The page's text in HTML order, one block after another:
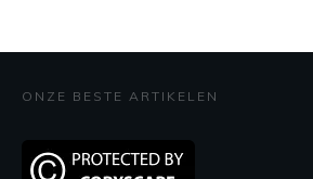
ONZE BESTE ARTIKELEN